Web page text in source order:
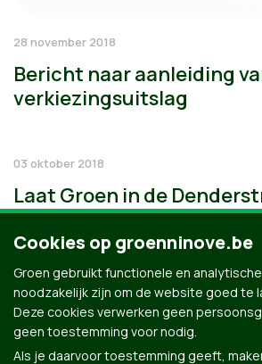
28 november 2018
Bericht naar aanleiding
verkiezingsuitslag
03 oktober 2018
Laat Groen in de
Cookies op groenninove.be
Groen gebruikt functionele en
noodzakelijk zijn om de website goed te
Deze cookies verwerken geen
geen toestemming voor nodig.
Als je daarvoor toestemming geeft,